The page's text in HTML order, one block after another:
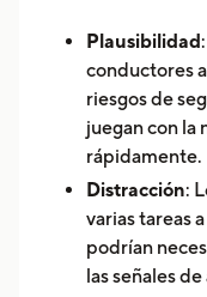
Plausibilidad
conductores
riesgos de
juegan con la
rápidamente.
Distracción:
varias tareas
podrían
las señales